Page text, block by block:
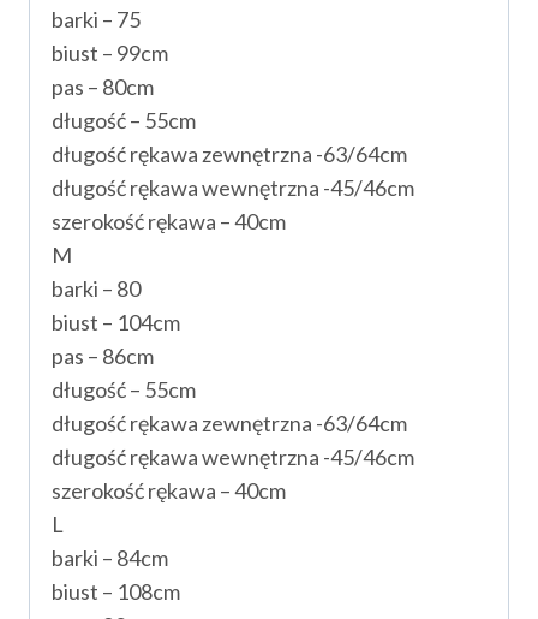
barki – 75
biust – 99cm
pas – 80cm
długość – 55cm
długość rękawa zewnętrzna -63/64cm
długość rękawa wewnętrzna -45/46cm
szerokość rękawa – 40cm
M
barki – 80
biust – 104cm
pas – 86cm
długość – 55cm
długość rękawa zewnętrzna -63/64cm
długość rękawa wewnętrzna -45/46cm
szerokość rękawa – 40cm
L
barki – 84cm
biust – 108cm